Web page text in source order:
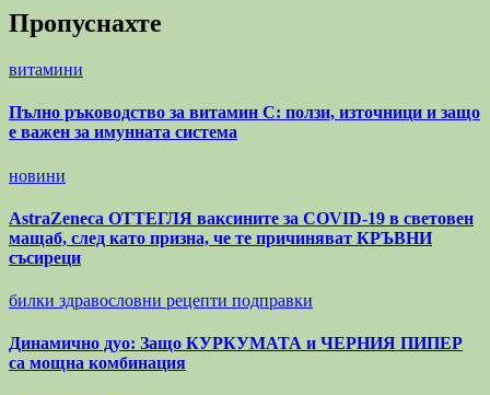
Пропуснахте
витамини
Пълно ръководство за витамин С: ползи, източници и защо
е важен за имунната система
новини
AstraZeneca ОТТЕГЛЯ ваксините за COVID-19 в световен
мащаб, след като призна, че те причиняват КРЪВНИ
съсиреци
билки здравословни рецепти подправки
Динамично дуо: Защо КУРКУМАТА и ЧЕРНИЯ ПИПЕР
са мощна комбинация